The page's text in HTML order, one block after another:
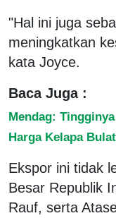
"Hal ini juga
meningkatkan
kata Joyce.
Baca Juga :
Mendag:
Harga Kelapa
Ekspor ini tidak
Besar Republik
Rauf, serta